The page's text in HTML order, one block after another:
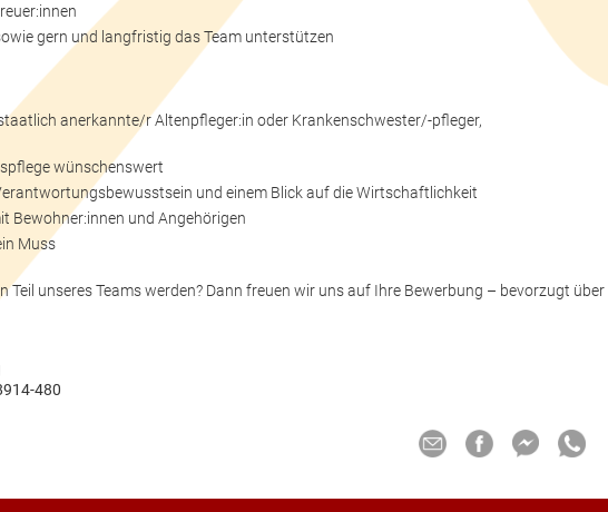
gern und langfristig das Team unterstützen
anerkannte/r Altenpfleger:in oder Krankenschwester/-pfleger,
wünschenswert
und einem Blick auf die Wirtschaftlichkeit
Bewohner:innen und Angehörigen
Muss
Teil unseres Teams werden? Dann freuen wir uns auf Ihre Bewerbung – bevorzugt über
480